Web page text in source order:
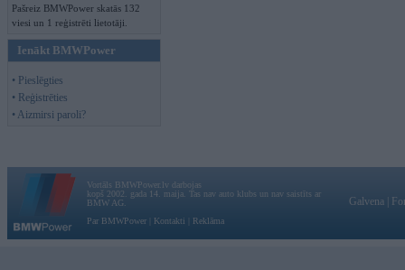
Pašreiz BMWPower skatās 132
viesi un 1 reģistrēti lietotāji.
Ienākt BMWPower
• Pieslēgties
• Reģistrēties
• Aizmirsi paroli?
Vortāls BMWPower.lv darbojas
kopš 2002. gada 14. maija. Tas nav auto klubs un nav saistīts ar
BMW AG.
Par BMWPower
Kontakti Reklāma
Galvena